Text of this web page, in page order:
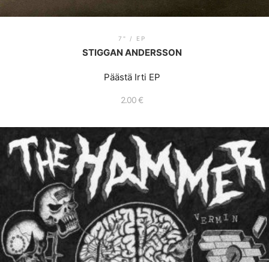
7" / EP
STIGGAN ANDERSSON
Päästä Irti EP
2.00 €